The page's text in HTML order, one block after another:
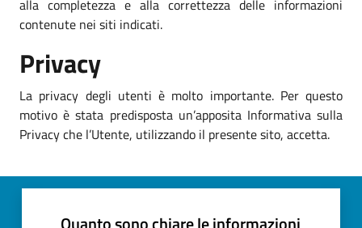
alla completezza e alla correttezza delle informazioni
contenute nei siti indicati.
Privacy
La privacy degli utenti è molto importante. Per questo
motivo è stata predisposta un’apposita Informativa sulla
Privacy che l’Utente, utilizzando il presente sito, accetta.